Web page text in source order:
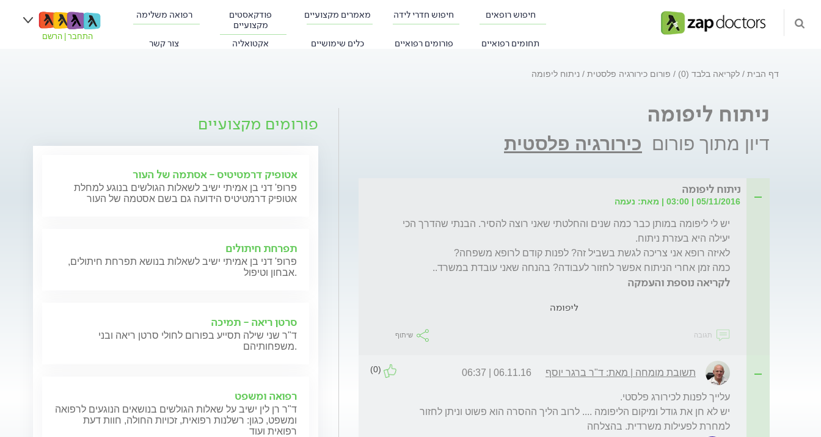
חיפוש רופאים חיפוש חדרי לידה מאמרים מקצועיים
פודקאסטים
מקצועיים
רפואה משלימה
תחומים רפואיים פורומים רפואיים כלים שימושיים אקטואליה צור קשר
התחבר הרשם
דף הבית לקריאה בלבד (0) פורום כירורגיה פלסטית ניתוח ליפומה
ניתוח ליפומה
דיון מתוך פורום כירורגיה פלסטית
ניתוח ליפומה
05/11/2016 | 03:00 | מאת: נעמה
כמה זמן אחרי הניתוח אפשר לחזור לעבודה? בהנחה שאני עובדת במשרד..
לקריאה נוספת והעמקה
ליפומה
תגובה שיתוף
תשובת מומחה | מאת: ד"ר ברגר יוסף 06.11.16 | 06:37
(0)
למחרת לפעילות משרדית. בהצלחה
פורומים מקצועיים
אטופיק דרמטיטיס - אסתמה של העור
פרופ' דני בן אמיתי ישיב לשאלות הגולשים בנוגע למחלת
אטופיק דרמטיטיס הידועה גם בשם אסטמה של העור
תפרחת חיתולים
פרופ' דני בן אמיתי ישיב לשאלות בנושא תפרחת חיתולים,
אבחון וטיפול.
סרטן ריאה - תמיכה
ד"ר שני שילה תסייע בפורום לחולי סרטן ריאה ובני
משפחותיהם.
רפואה ומשפט
ד"ר רן לין ישיב על שאלות הגולשים בנושאים הנוגעים לרפואה
ומשפט, כגון: רשלנות רפואית, זכויות החולה, חוות דעת
רפואית ועוד